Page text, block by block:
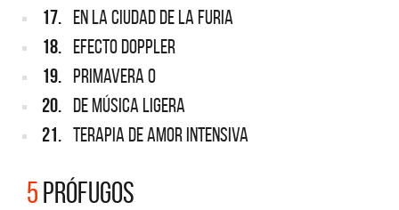
17. EN LA CIUDAD DE LA FURIA
18. EFECTO DOPPLER
19. PRIMAVERA 0
20. DE MÚSICA LIGERA
21. TERAPIA DE AMOR INTENSIVA
5PRÓFUGOS